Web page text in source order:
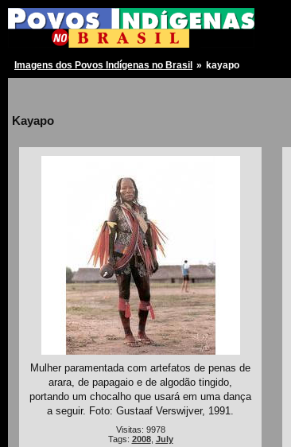
Imagens dos Povos Indígenas no Brasil » kayapo
Kayapo
Mulher paramentada com artefatos de penas de
arara, de papagaio e de algodão tingido,
portando um chocalho que usará em uma dança
a seguir. Foto: Gustaaf Verswijver, 1991.
Visitas: 9978
Tags: 2008, July